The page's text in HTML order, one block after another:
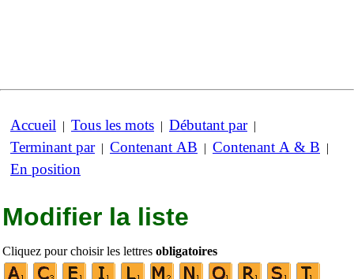
Accueil | Tous les mots | Débutant par|
Terminant par| Contenant AB | Contenant A & B |
En position
Modifier la liste
Cliquez pour choisir les lettres obligatoires